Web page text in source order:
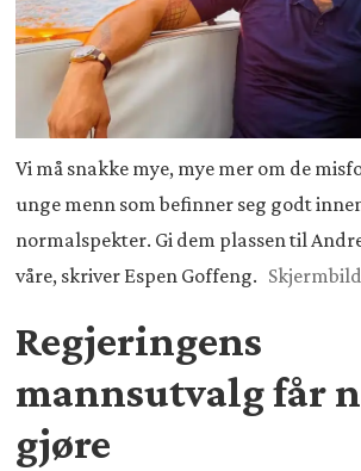
Vi må snakke mye, mye mer om de
unge menn som befinner seg godt
normalspekter. Gi dem plassen til
våre, skriver Espen Goffeng.
Regjeringens
mannsutvalg får
gjøre